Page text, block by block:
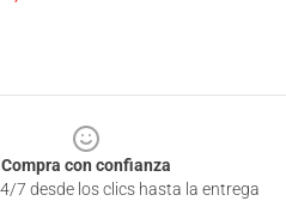
Compra con confianza
7 desde los clics hasta la entrega